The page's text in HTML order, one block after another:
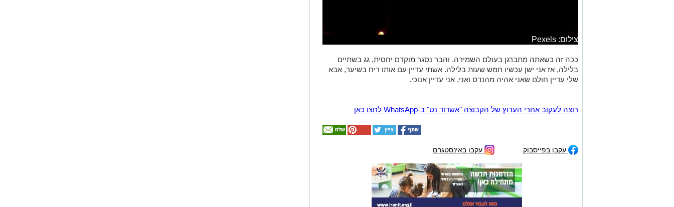
צילום: Pexels
ככה זה כשאתה מתברגן בעולם השמירה. והבר נסגר מוקדם יחסית, גג בשתיים
בלילה, אז אני ישן עכשיו חמש שעות בלילה. אשתי עדיין עם אותו ריח בשיער, אבא
שלי עדיין חולם שאני אהיה מהנדס ואני, אני עדיין אנוכי.
רוצה לעקוב אחרי הערוץ של הקבוצה "אשדוד נט" ב-WhatsApp לחצו כאן
עקבו בפייסבוק עקבו באינסטגרם